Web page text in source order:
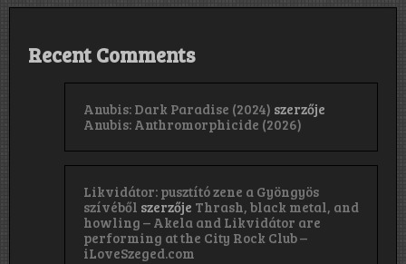
Recent Comments
Anubis: Dark Paradise (2024) szerzője
Anubis: Anthromorphicide (2026)
Likvidátor: pusztító zene a Gyöngyös
szívéből szerzője Thrash, black metal, and
howling – Akela and Likvidátor are
performing at the City Rock Club –
iLoveSzeged.com